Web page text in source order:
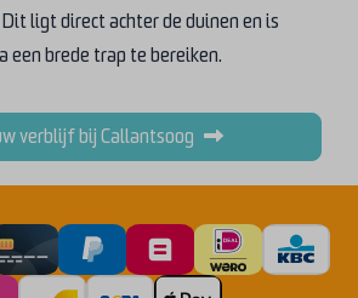
ligt direct achter de duinen en is
een brede trap te bereiken.
verblijf bij Callantsoog